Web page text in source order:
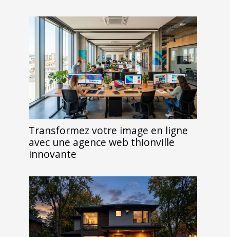
Transformez votre image en ligne
avec une agence web thionville
innovante